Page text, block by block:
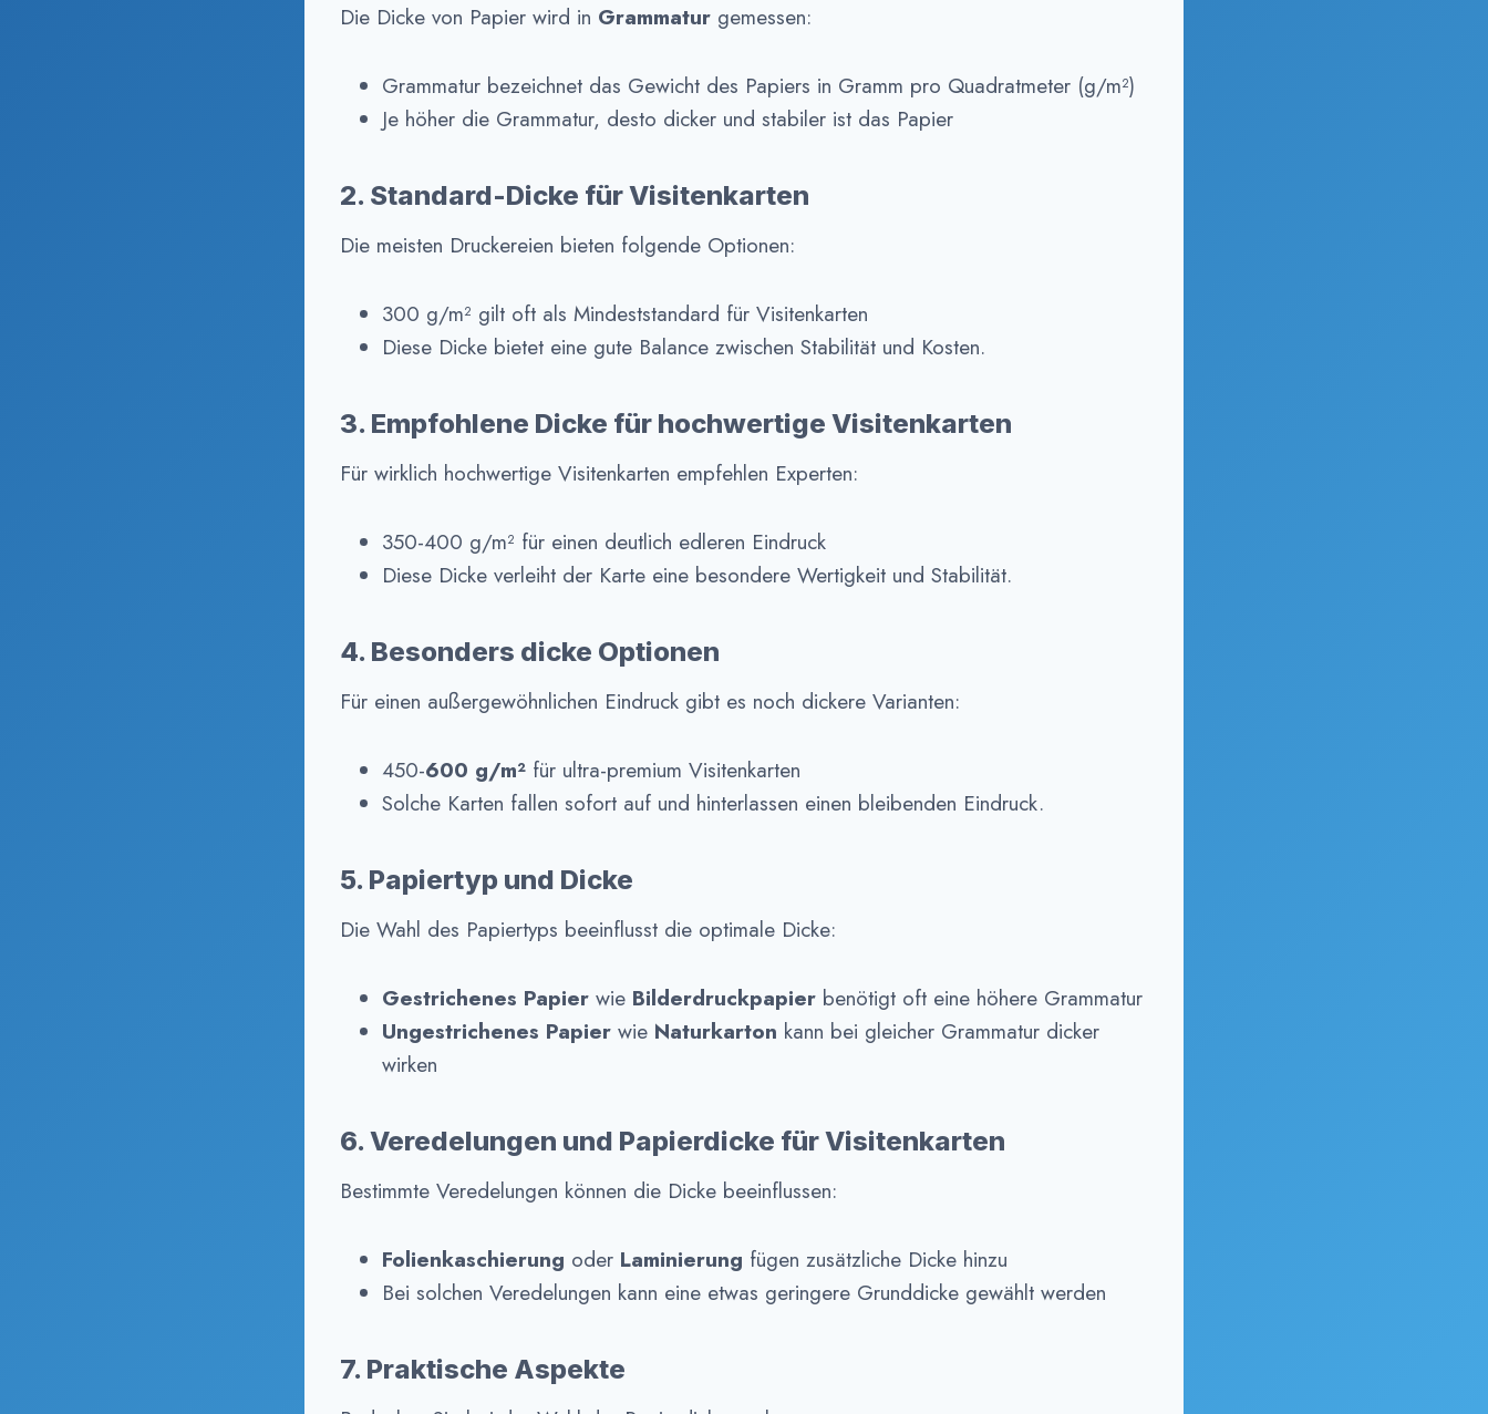
Die Dicke von Papier wird in Grammatur gemessen:
Grammatur bezeichnet das Gewicht des Papiers in Gramm pro Quadratmeter (g/m²)
Je höher die Grammatur, desto dicker und stabiler ist das Papier
2. Standard-Dicke für Visitenkarten
Die meisten Druckereien bieten folgende Optionen:
300 g/m² gilt oft als Mindeststandard für Visitenkarten
Diese Dicke bietet eine gute Balance zwischen Stabilität und Kosten.
3. Empfohlene Dicke für hochwertige Visitenkarten
Für wirklich hochwertige Visitenkarten empfehlen Experten:
350-400 g/m² für einen deutlich edleren Eindruck
Diese Dicke verleiht der Karte eine besondere Wertigkeit und Stabilität.
4. Besonders dicke Optionen
Für einen außergewöhnlichen Eindruck gibt es noch dickere Varianten:
450-600 g/m² für ultra-premium Visitenkarten
Solche Karten fallen sofort auf und hinterlassen einen bleibenden Eindruck.
5. Papiertyp und Dicke
Die Wahl des Papiertyps beeinflusst die optimale Dicke:
Gestrichenes Papier wie Bilderdruckpapier benötigt oft eine höhere Grammatur
Ungestrichenes Papier wie Naturkarton kann bei gleicher Grammatur dicker
wirken
6. Veredelungen und Papierdicke für Visitenkarten
Bestimmte Veredelungen können die Dicke beeinflussen:
Folienkaschierung oder Laminierung fügen zusätzliche Dicke hinzu
Bei solchen Veredelungen kann eine etwas geringere Grunddicke gewählt werden
7. Praktische Aspekte